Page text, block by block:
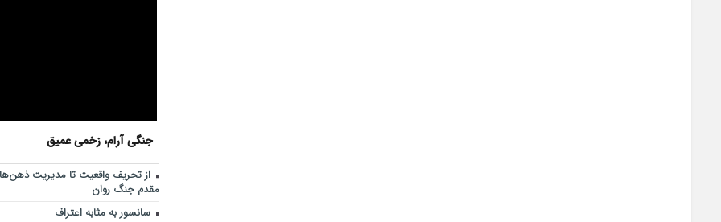
جنگی آرام، زخمی عمیق
از تحریف واقعیت تا مدیریت
مقدم جنگ روان
سانسور به مثابه اعتراف